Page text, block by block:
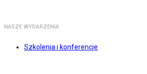
NASZE WYDARZENIA
Szkolenia i konferencje